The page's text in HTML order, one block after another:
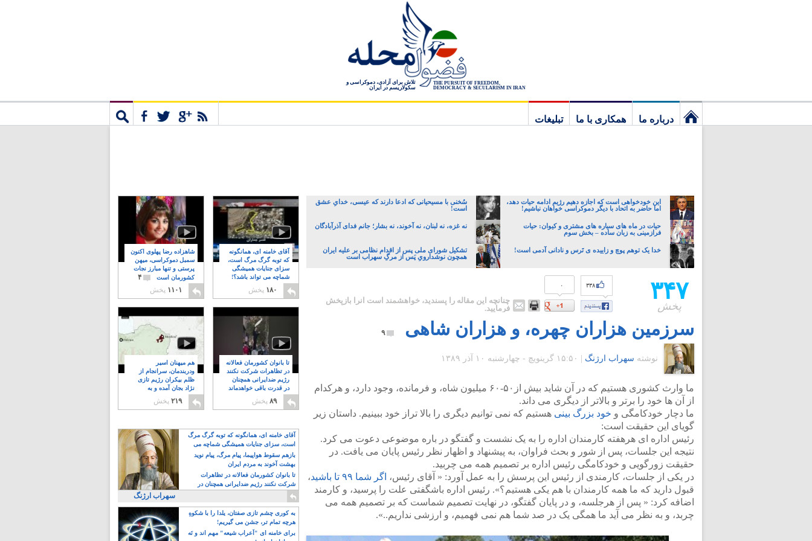
THE PURSUIT OF FREEDOM,
DEMOCRACY & SECULARISM IN IRAN
تلاش برای آزادی، دموکراسی و
سکولاریسم در ایران
درباره ما همکاری با ما
تبلیغات
این خودخواهی است که اجازه دهیم رژیم ادامه حیات دهد،
اما حاضر به اتحاد با دیگر دموکراسی خواهان نباشیم!
سُخنی با مسیحیانی که ادعا دارند که عیسی، خدایِ عشق
است!
حیات در ماه های سیاره های مشتری و کیوان: حیات
فرازمینی به زبان ساده – بخش سوم
نه غزه، نه لبنان، نه آخوند، نه بشار؛ جانم فدای آذرآبادگان
خدا یک توهم پوچ و زاییده ی تَرس و نادانی آدمی است!
تشکیل شورای ملی پس از اقدام نظامی بر علیه ایران
همچون نوشدارویِ پَس از مرگِ سهراب است
۳۴۷
پخش
۰ ۳۳۸
چنانچه این مقاله را پسندید، خواهشمند است آنرا بازپخش
فرمایید.
سرزمین هزاران چهره، و هزاران شاهی ۹
نوشته سهراب ارژنگ ۱۵:۵۰ گرينويچ - چهارشنبه ۱۰ آذر ۱۳۸۹
ما وارث کشوری هستیم که در آن شاید بیش از۵۰-۶۰ میلیون شاه، و فرمانده، وجود دارد، و هرکدام
از آن ها خود را برتر و بالاتر از دیگری می داند.
ما دچار خودکامگی و خود بزرگ بینی هستیم که نمی توانیم دیگری را بالا تراز خود ببینیم. داستان زیر
گویای این حقیقت است:
رئیس اداره ای هرهفته کارمندان اداره را به یک نشست و گفتگو در باره موضوعی دعوت می کرد.
نتیجه این جلسات، پس از شور و بحث فراوان، به پیشنهاد و اظهار نظر رئیس پایان می یافت. در
حقیقت زورگویی و خودکامگی رئیس اداره بر تصمیم همه می چربید.
در یکی از جلسات، کارمندی از رئیس این پرسش را به عمل آورد: « آقای رئیس، اگر شما ۹۹ تا باشید
،
قبول دارید که ما همه کارمندان با هم یکی هستیم؟». رئیس اداره باشگفتی علت را پرسید، و کارمند
اضافه کرد: « پس از هرجلسه، و در پایان گفتگو، در نهایت تصمیم شماست که بر تصمیم همه می
چربد، و به نظر می آید ما همگی یک در صد شما هم نمی فهمیم، و ارزشی نداریم..».
شاهزاده رضا پهلوی اکنون
سمبل دموکراسی، میهن
پرستی و تنها مبارز نجات
کشورمان است
۴
۱۱۰۱ پخش
آقای خامنه ای، همانگونه
که توبه گرگ مرگ است،
سزای جنایات همیشگی
شماچه می تواند باشد؟!
۸
۱۸۰ پخش
هم میهنان اسیر
ودربندمان، سرانجام از
ظلم بیکران رژیم تازی
نژاد بجان آمده و به
۲۱۹ پخش
تا بانوان کشورمان فعالانه
در تظاهرات شرکت نکنند
رژیم ضدایرانی همچنان
در قدرت باقی خواهدماند
۸
۸۹ پخش
آقای خامنه ای، همانگونه که توبه گرگ مرگ
است، سزای جنایات همیشگی شماچه می
تواند باشد؟!
بازهم سقوط هواپیما، پیام مرگ، پیام نوید
بهشت آخوند به مردم ایران
تا بانوان کشورمان فعالانه در تظاهرات
شرکت نکنند رژیم ضدایرانی همچنان در
قدرت باقی خواهدماند
سهراب ارژنگ
به کوری چشم تازی صفتان، یلدا را با شکوهِ
هرچه تمام تر، جشن می گیریم!
برای خامنه ای "اَعراب شیعه" مهم اند و نَه